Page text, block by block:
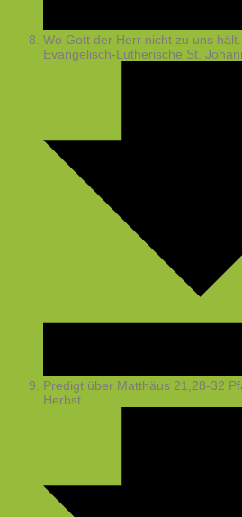
Wo Gott der Herr nicht zu uns
Evangelisch-Lutherische St.
Predigt über Matthäus 21,28-32
Herbst